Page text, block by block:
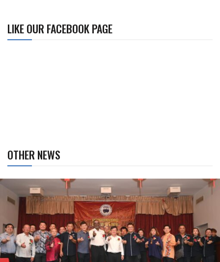
LIKE OUR FACEBOOK PAGE
OTHER NEWS